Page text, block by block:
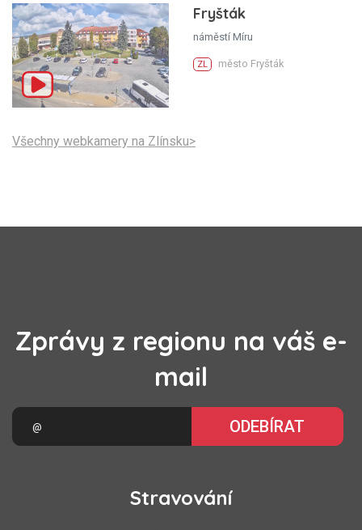
Fryšták
náměstí Míru
ZL město Fryšták
Všechny webkamery na Zlínsku>
Zprávy z regionu na váš e-
mail
ODEBÍRAT
Stravování